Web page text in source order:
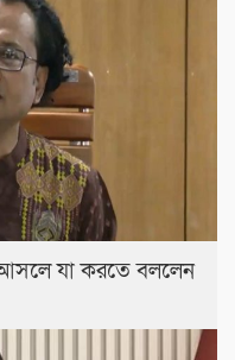
আসলে যা করতে বললেন